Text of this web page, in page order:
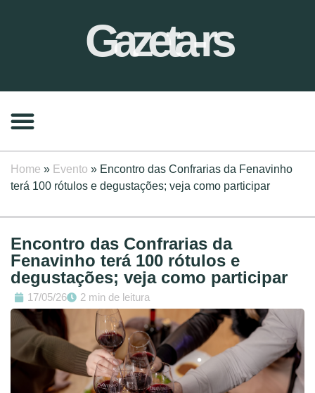
Gazeta-rs
Home » Evento » Encontro das Confrarias da Fenavinho
terá 100 rótulos e degustações; veja como participar
Encontro das Confrarias da
Fenavinho terá 100 rótulos e
degustações; veja como participar
17/05/26 2 min de leitura